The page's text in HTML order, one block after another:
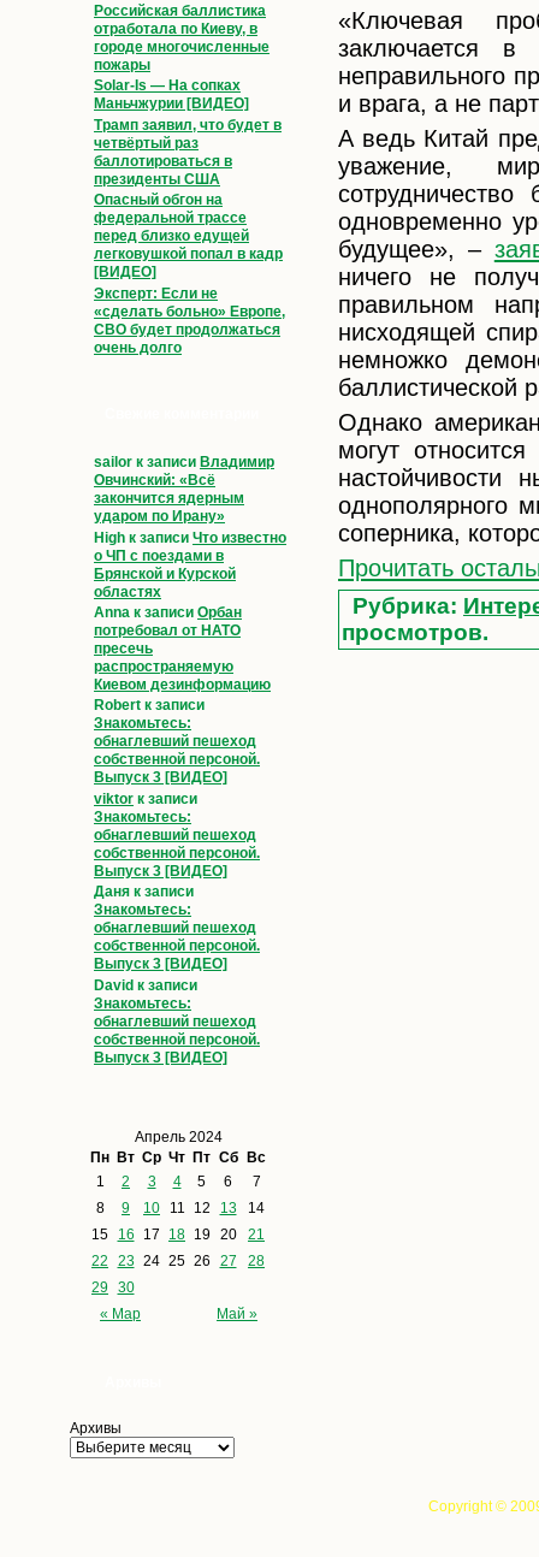
Российская баллистика
отработала по Киеву, в
городе многочисленные
пожары
Solar-Is — На сопках
Маньчжурии [ВИДЕО]
Трамп заявил, что будет в
четвёртый раз
баллотироваться в
президенты США
Опасный обгон на
федеральной трассе
перед близко едущей
легковушкой попал в кадр
[ВИДЕО]
Эксперт: Если не
«сделать больно» Европе,
СВО будет продолжаться
очень долго
sailor к записи Владимир
Овчинский: «Всё
закончится ядерным
ударом по Ирану»
High к записи Что известно
о ЧП с поездами в
Брянской и Курской
областях
Anna к записи Орбан
потребовал от НАТО
пресечь
распространяемую
Киевом дезинформацию
Robert к записи
Знакомьтесь:
обнаглевший пешеход
собственной персоной.
Выпуск 3 [ВИДЕО]
viktor к записи
Знакомьтесь:
обнаглевший пешеход
собственной персоной.
Выпуск 3 [ВИДЕО]
Даня к записи
Знакомьтесь:
обнаглевший пешеход
собственной персоной.
Выпуск 3 [ВИДЕО]
David к записи
Знакомьтесь:
обнаглевший пешеход
собственной персоной.
Выпуск 3 [ВИДЕО]
Апрель 2024
Пн Вт Ср Чт Пт Сб Вс
« Мар Май »
1 2 3 4 5 6
7
8
9 10 11 12 13
14
15
16 17 18 19 20
21
22
23 24 25 26 27
28
29 30
Архивы
«Ключевая
заключается
неправильного
и врага, а не
А ведь Китай
уважение,
одновременно
будущее», –
ничего не
правильном
нисходящей
немножко
баллистической
Однако
могут
настойчивости
однополярного
соперника,
Прочитать
Рубрика:
просмотров.
Copyright ©